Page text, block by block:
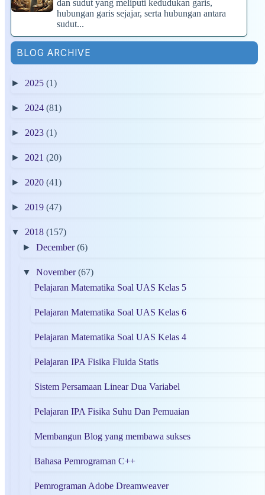
dan sudut yang meliputi kedudukan garis,
hubungan garis sejajar, serta hubungan antara
sudut...
BLOG ARCHIVE
► 2025 (1)
► 2024 (81)
► 2023 (1)
► 2021 (20)
► 2020 (41)
► 2019 (47)
▼ 2018 (157)
►December(6)
▼November(67)
Pelajaran Matematika Soal UAS Kelas 5
Pelajaran Matematika Soal UAS Kelas 6
Pelajaran Matematika Soal UAS Kelas 4
Pelajaran IPA Fisika Fluida Statis
Sistem Persamaan Linear Dua Variabel
Pelajaran IPA Fisika Suhu Dan Pemuaian
Membangun Blog yang membawa sukses
Bahasa Pemrograman C++
Pemrograman Adobe Dreamweaver